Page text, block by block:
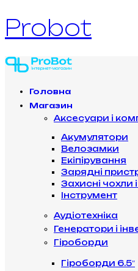
Probot
Головна
Магазин
Аксесуари і
Акумулятори
Велозамки
Екіпірування
Зарядні
Захисні чохли
Інструмент
Аудіотехніка
Генератори і
Гіроборди
Гіроборди 6.5″